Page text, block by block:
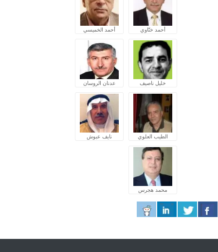
أحمد ختّاوي أحمد الخميسي
خليل ناصيف عدنان الروسان
الطيب العلوي نايف عبوش
محمد هجرس